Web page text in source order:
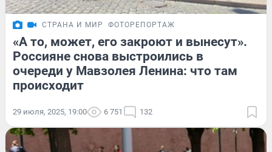
СТРАНА И МИР ФОТОРЕПОРТАЖ
«А то, может, его закроют и вынесут».
Россияне снова выстроились в
очереди у Мавзолея Ленина: что там
происходит
29 июля, 2025, 19:00 6 751 132